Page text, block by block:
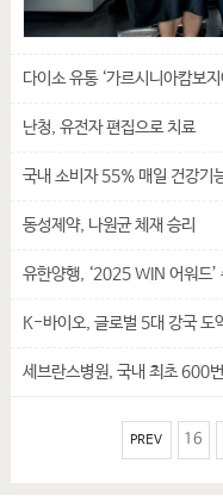
다이소 유통 ‘가르시니아캄보
난청, 유전자 편집으로 치료
국내 소비자 55% 매일 건강기
동성제약, 나원균 체재 승리
유한양행, ‘2025 WIN 어워드’
K-바이오, 글로벌 5대 강국 도
세브란스병원, 국내 최초 600
PREV 16